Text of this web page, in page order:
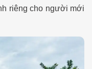
riêng cho người mới